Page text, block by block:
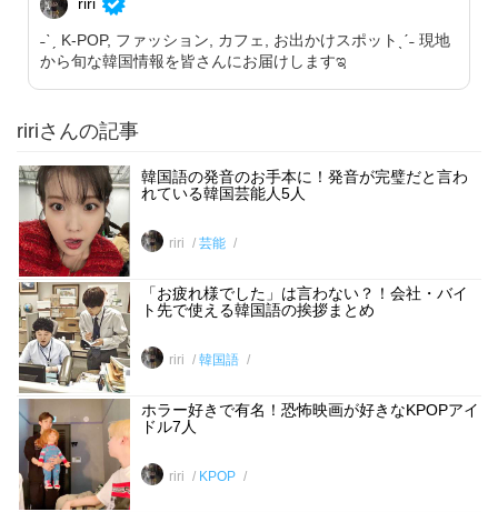
˗ˋˏ K-POP, ファッション, カフェ, お出かけスポットˎˊ˗ 現地
から旬な韓国情報を皆さんにお届けしますಇ
ririさんの記事
韓国語の発音のお手本に！発音が完璧だと言わ
れている韓国芸能人5人
riri 芸能
「お疲れ様でした」は言わない？！会社・バイ
ト先で使える韓国語の挨拶まとめ
riri 韓国語
ホラー好きで有名！恐怖映画が好きなKPOPアイ
ドル7人
riri KPOP